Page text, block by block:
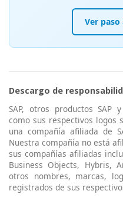
Ver
Descargo de
SAP, otros productos SAP
como sus respectivos logos
una compañía afiliada de
Nuestra compañía no está
sus compañías afiliadas
Business Objects, Hybris,
otros nombres, marcas,
registrados de sus